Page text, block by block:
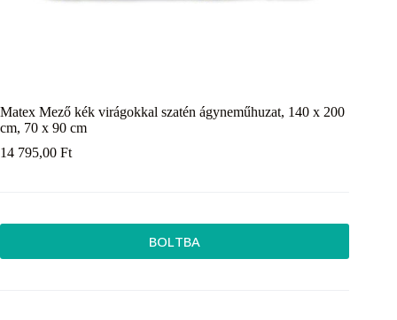
Matex Mező kék virágokkal szatén ágyneműhuzat, 140 x 200
cm, 70 x 90 cm
14 795,00 Ft
BOLTBA